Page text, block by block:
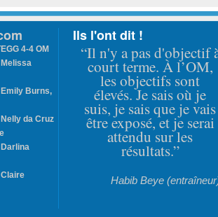
4-4 OM
Burns,
da Cruz
Ils l'ont dit !
“Il n'y a pas d'objectif
court terme. À l’OM,
les objectifs sont
élevés. Je sais où je
suis, je sais que je vais
être exposé, et je serai
attendu sur les
résultats.”
Habib Beye